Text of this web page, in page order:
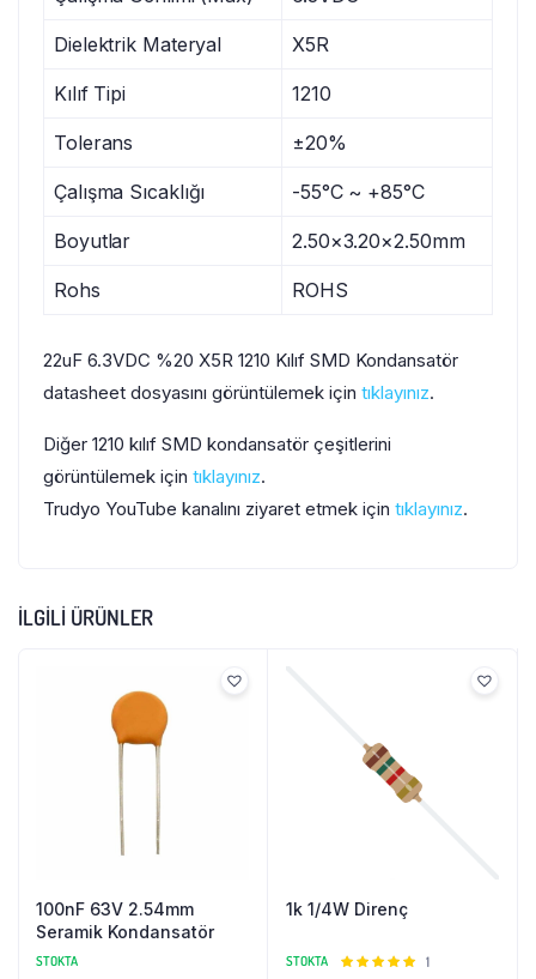
Dielektrik Materyal X5R
Kılıf Tipi 1210
Tolerans ±20%
Çalışma Sıcaklığı -55°C ~ +85°C
Boyutlar 2.50×3.20×2.50mm
Rohs ROHS
22uF 6.3VDC %20 X5R 1210 Kılıf SMD Kondansatör
datasheet dosyasını görüntülemek için tıklayınız.
Diğer 1210 kılıf SMD kondansatör çeşitlerini
görüntülemek için tıklayınız.
Trudyo YouTube kanalını ziyaret etmek için tıklayınız.
İLGILI ÜRÜNLER
100nF 63V 2.54mm
Seramik Kondansatör
STOKTA
1k 1/4W Direnç
STOKTA
51